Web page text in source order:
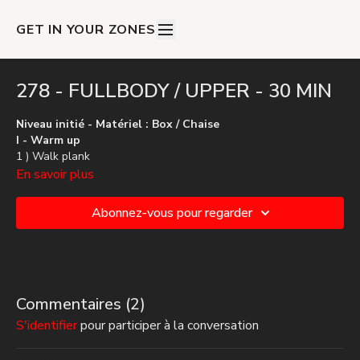
GET IN YOUR ZONES
278 - FULLBODY / UPPER - 30 MIN
Niveau initié - Matériel : Box / Chaise
I - Warm up
1 ) Walk plank
2 ) Poignets
4 ) Pompe genoux
3 ) Dips
4 ) 4 x Ciseaux / 4 x Run
En savoir plus
Abonnez-vous pour regarder
Commentaires (2)
S'identifierpour participer à la conversation